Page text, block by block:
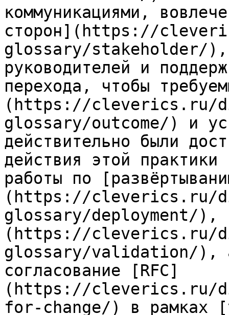
коммуникациями,
сторон](https://
glossary/stakeholder/),
руководителей и
перехода, чтобы
(https://cleverics.ru/
glossary/outcome/) и
действительно были
действия этой практики
работы по
(https://cleverics.ru/
glossary/deployment/),
(https://cleverics.ru/
glossary/validation/), а
согласование [RFC]
(https://cleverics.ru/
for-change/) в рамках